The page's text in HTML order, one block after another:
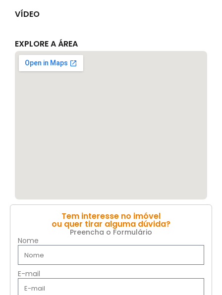
VÍDEO
EXPLORE A ÁREA
Tem interesse no imóvel
ou quer tirar alguma dúvida?
Preencha o Formulário
Nome
E-mail